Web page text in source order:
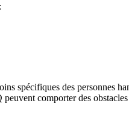
spécifiques des personnes
comporter des